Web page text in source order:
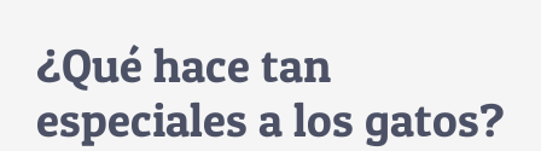
¿Qué hace tan
especiales a los gatos?